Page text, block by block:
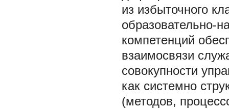
из избыточного
образовательно-
компетенций
взаимосвязи
совокупности
как системно
(методов,